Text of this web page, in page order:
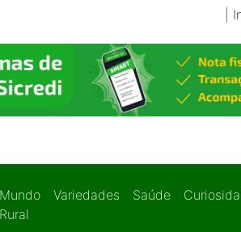
Mundo
Rural
Variedades Saúde